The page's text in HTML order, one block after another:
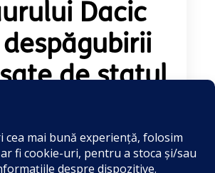
Dacic
de statul
ministru, Furtul
Dacic din cadrul expoziției